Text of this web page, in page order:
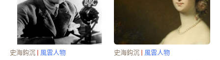
史海鈎沉 | 風雲人物 史海鈎沉 | 風雲人物